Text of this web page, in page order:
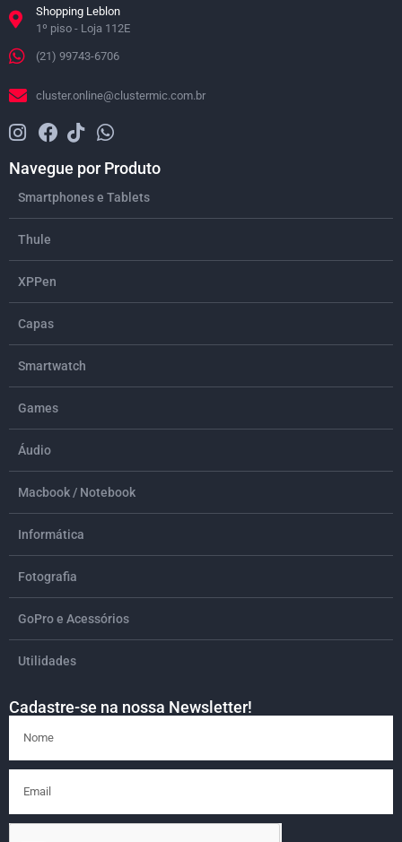
Shopping Leblon
1º piso - Loja 112E
(21) 99743-6706
cluster.online@clustermic.com.br
Navegue por Produto
Smartphones e Tablets
Thule
XPPen
Capas
Smartwatch
Games
Áudio
Macbook / Notebook
Informática
Fotografia
GoPro e Acessórios
Utilidades
Cadastre-se na nossa Newsletter!